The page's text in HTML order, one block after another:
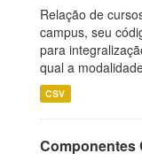
Relação de
campus, seu
para
qual a
CSV
Componentes